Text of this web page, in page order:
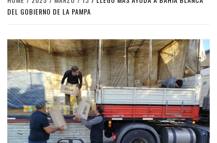
DEL GOBIERNO DE LA PAMPA